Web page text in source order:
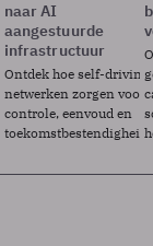
naar AI
aangestuurde
infrastructuur
Ontdek hoe self-driving
netwerken zorgen voor
controle, eenvoud en
toekomstbestendigheid.